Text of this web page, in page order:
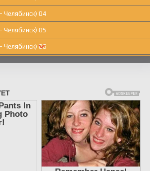
04
05
06
07
09
Челябинск) 10
Челябинск) 11
Челябинск) 12
Челябинск) 13